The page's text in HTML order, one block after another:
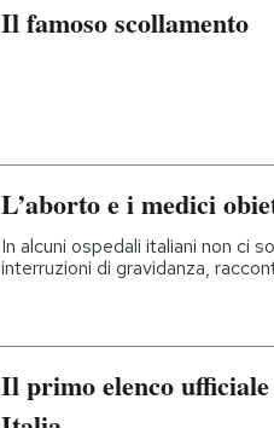
Il famoso scollamento
L’aborto e i medici
In alcuni ospedali italiani non ci
interruzioni di gravidanza,
Il primo elenco